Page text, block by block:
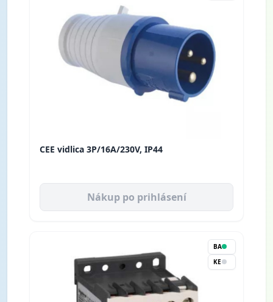
CEE vidlica 3P/16A/230V, IP44
Nákup po prihlásení
BA
KE